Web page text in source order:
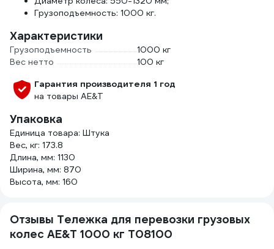
Грузоподъемность: 1000 кг.
Характеристики
Грузоподъемность
1000 кг
Вес нетто
100 кг
Гарантия производителя 1 год
на товары AE&T
Упаковка
Единица товара: Штука
Вес, кг: 173.8
Длина, мм: 1130
Ширина, мм: 870
Высота, мм: 160
Отзывы Тележка для перевозки грузовых
колес AE&T 1000 кг T08100